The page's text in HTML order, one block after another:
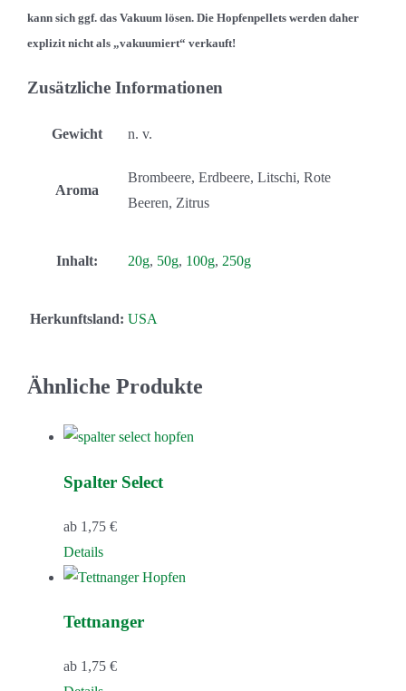
kann sich ggf. das Vakuum lösen. Die Hopfenpellets werden daher
explizit nicht als „vakuumiert“ verkauft!
Zusätzliche Informationen
Gewicht n. v.
Aroma
Brombeere, Erdbeere, Litschi, Rote
Beeren, Zitrus
Inhalt: 20g, 50g, 100g, 250g
Herkunftsland: USA
Ähnliche Produkte
Spalter Select
ab 1,75 €
Dieses
Produkt
mehrere
Details
Tettnanger
ab 1,75 €